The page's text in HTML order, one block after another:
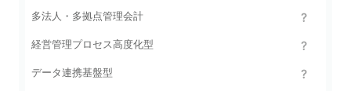
多法人・多拠点管理会計
経営管理プロセス高度化型
データ連携基盤型